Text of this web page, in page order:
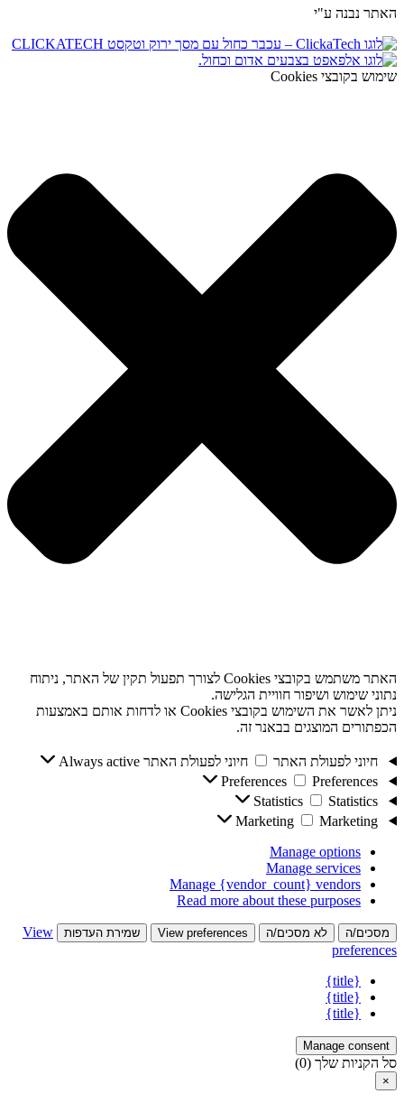
האתר נבנה ע"י
שימוש בקובצי Cookies
האתר משתמש בקובצי Cookies לצורך תפעול תקין של האתר, ניתוח
נתוני שימוש ושיפור חוויית הגלישה.
ניתן לאשר את השימוש בקובצי Cookies או לדחות אותם באמצעות
הכפתורים המוצגים בבאנר זה.
חיוני לפעולת האתר חיוני לפעולת האתר Always active
Preferences
Preferences
Statistics
Statistics
Marketing
Marketing
Manage options
Manage services
Manage {vendor_count} vendors
Read more about these purposes
מסכים/ה לא מסכים/ה View preferences שמירת העדפות
View
preferences
{title}
{title}
{title}
Manage consent
סל הקניות שלך (0)
×